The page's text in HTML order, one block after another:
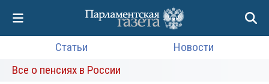
Статьи
Новости
Все о пенсиях в России